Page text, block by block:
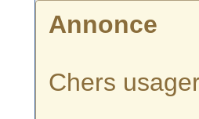
Annonce
Chers